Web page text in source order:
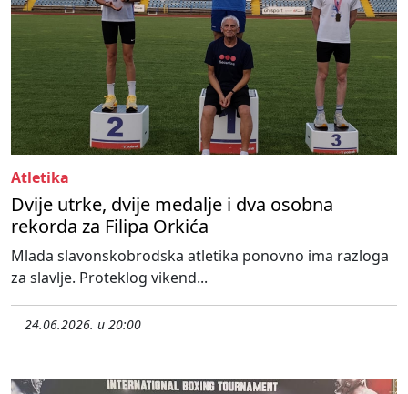
Atletika
Dvije utrke, dvije medalje i dva osobna
rekorda za Filipa Orkića
Mlada slavonskobrodska atletika ponovno ima razloga
za slavlje. Proteklog vikend...
24.06.2026. u 20:00